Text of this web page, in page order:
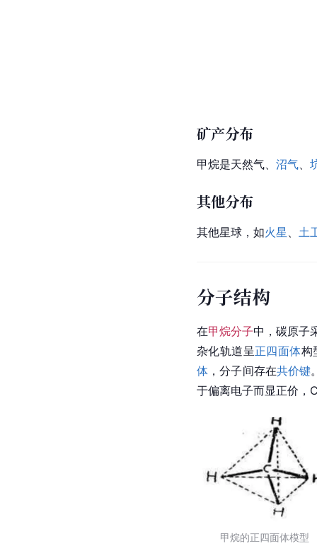
矿产分布
甲烷是天然气、 沼气、
其他分布
其他星球，如火星 、 土
分子结构
在甲烷分子中，碳原子
杂化轨道呈正四面体构
体 ，分子间存在共价键
于偏离电子而显正价，
甲烷的正四面体模型